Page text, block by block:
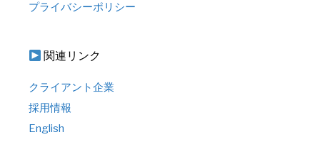
プライバシーポリシー
関連リンク
クライアント企業
採用情報
English